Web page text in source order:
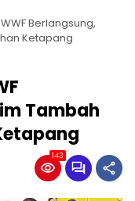
Berlangsung,
Ketapang
Tambah
143